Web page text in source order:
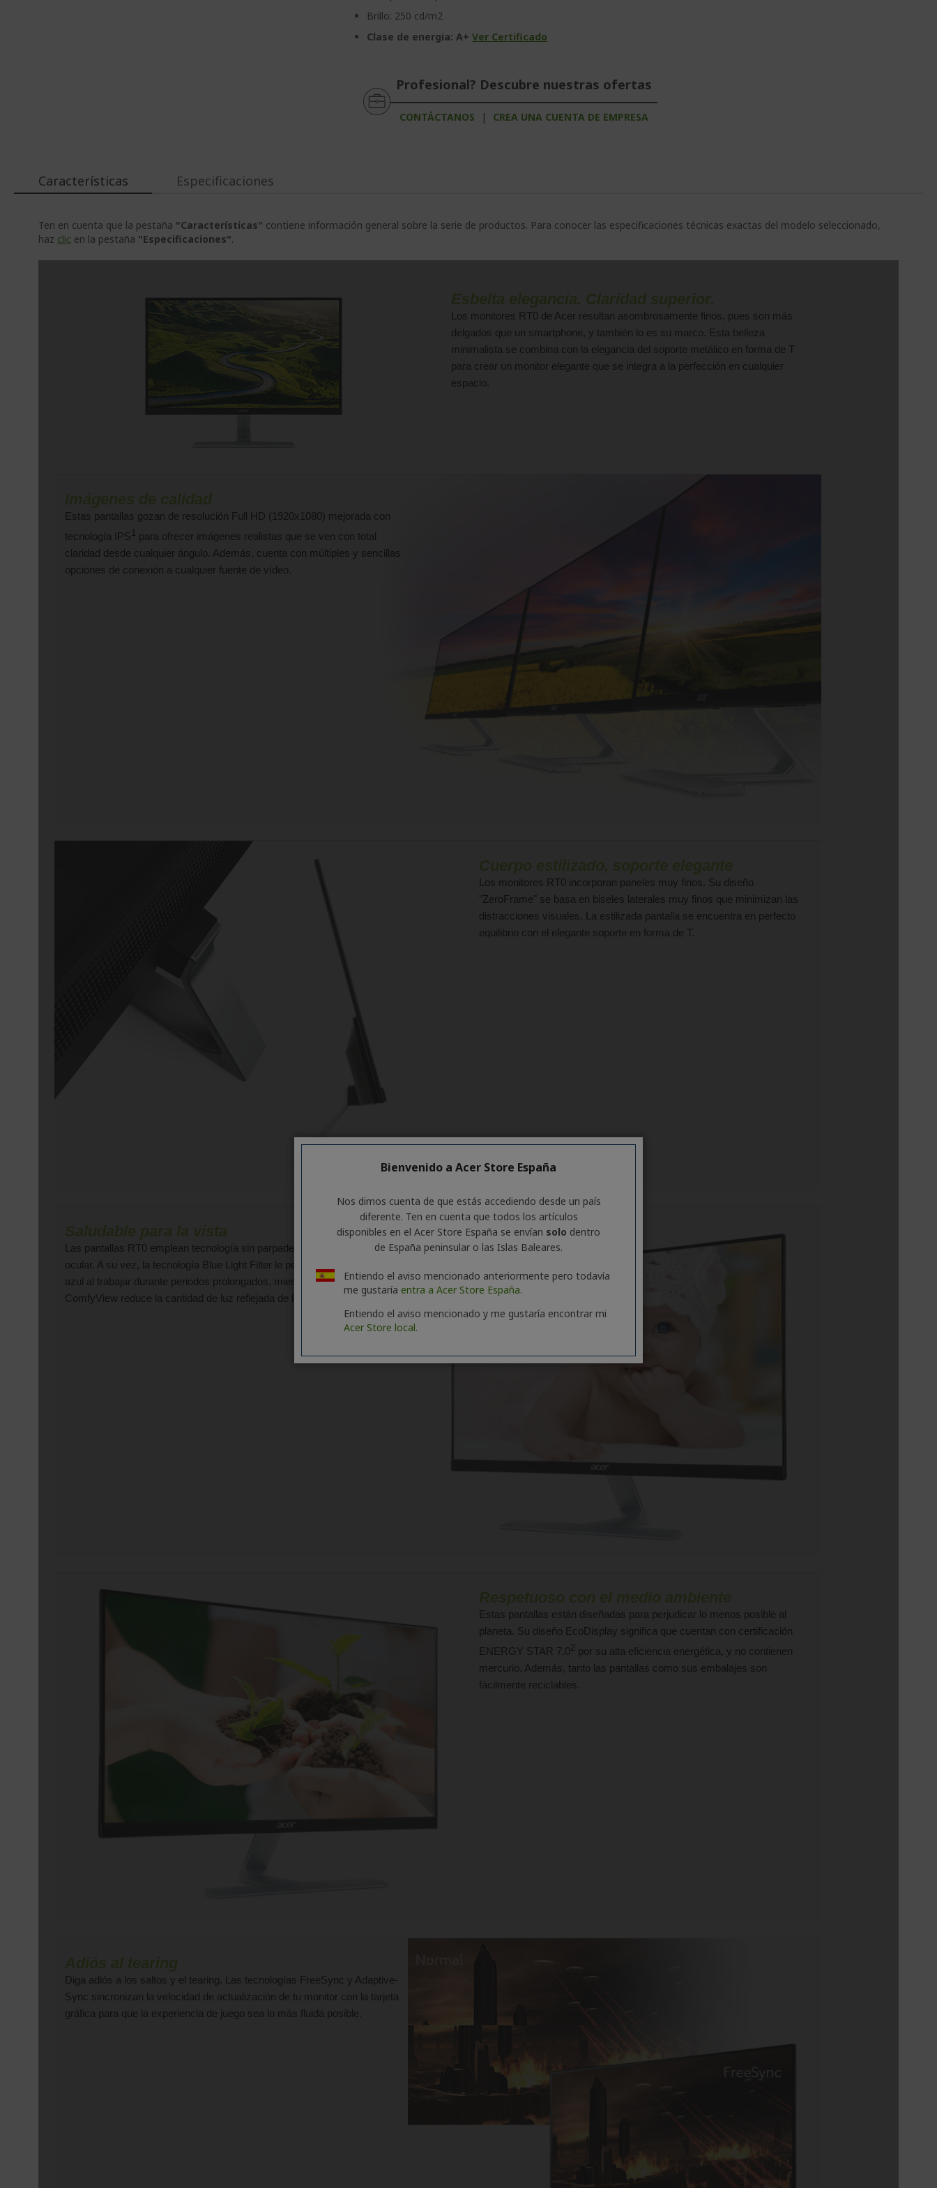
Brillo: 250 cd/m2
Clase de energia: A+Ver Certificado
Profesional? Descubre nuestras ofertas
CONTÁCTANOS | CREA UNA CUENTA DE EMPRESA
Características
Ten en cuenta que la pestaña "Características" contiene información general sobre la serie de productos. Para conocer las especificaciones técnicas exactas del modelo seleccionado,
haz clic en la pestaña "Especificaciones".
Especificaciones
Bienvenido a Acer Store España
Nos dimos cuenta de que estás accediendo desde un país
diferente. Ten en cuenta que todos los artículos
disponibles en el Acer Store España se envían solo dentro
de España peninsular o las Islas Baleares.
Entiendo el aviso mencionado anteriormente pero todavía
me gustaría entra a Acer Store España.
Entiendo el aviso mencionado y me gustaría encontrar mi
Acer Store local.